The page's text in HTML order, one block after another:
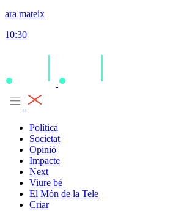
ara mateix
10:30
Política
Societat
Opinió
Impacte
Next
Viure bé
El Món de la Tele
Criar